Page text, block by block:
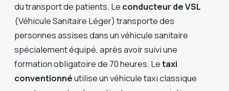
du transport de patients. Le conducteur de VSL
(Véhicule Sanitaire Léger) transporte des
personnes assises dans un véhicule sanitaire
spécialement équipé, après avoir suivi une
formation obligatoire de 70 heures. Letaxi
conventionnéutilise un véhicule taxi classique